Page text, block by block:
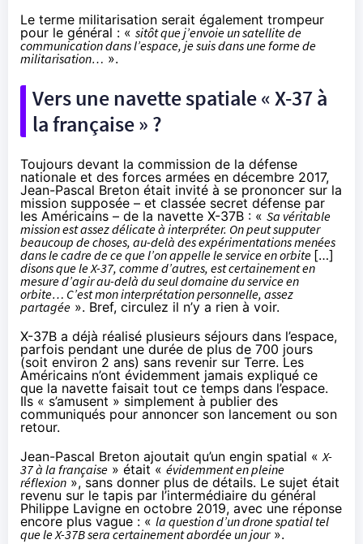
Le terme militarisation serait également trompeur
pour le général : « sitôt que j’envoie un satellite de
communication dans l’espace, je suis dans une forme de
militarisation… ».
Vers une navette spatiale « X-37 à
la française » ?
Toujours devant la commission de la défense
nationale et des forces armées en décembre 2017,
Jean-Pascal Breton était invité à se prononcer sur la
mission supposée – et classée secret défense par
les Américains – de la navette X-37B : « Sa véritable
mission est assez délicate à interpréter. On peut supputer
beaucoup de choses, au-delà des expérimentations menées
dans le cadre de ce que l’on appelle le service en orbite […]
disons que le X-37, comme d’autres, est certainement en
mesure d’agir au-delà du seul domaine du service en
orbite… C’est mon interprétation personnelle, assez
partagée ». Bref, circulez il n’y a rien à voir.
X-37B a déjà réalisé plusieurs séjours dans l’espace,
parfois pendant une durée de plus de 700 jours
(soit environ 2 ans) sans revenir sur Terre. Les
Américains n’ont évidemment jamais expliqué ce
que la navette faisait tout ce temps dans l’espace.
Ils « s’amusent » simplement à publier des
communiqués pour annoncer son lancement ou son
retour.
Jean-Pascal Breton ajoutait qu’un engin spatial «X-
37 à la française » était « évidemment en pleine
réflexion », sans donner plus de détails. Le sujet était
revenu sur le tapis par l’intermédiaire du général
Philippe Lavigne en octobre 2019, avec une réponse
encore plus vague : « la question d’un drone spatial tel
que le X-37B sera certainement abordée un jour».